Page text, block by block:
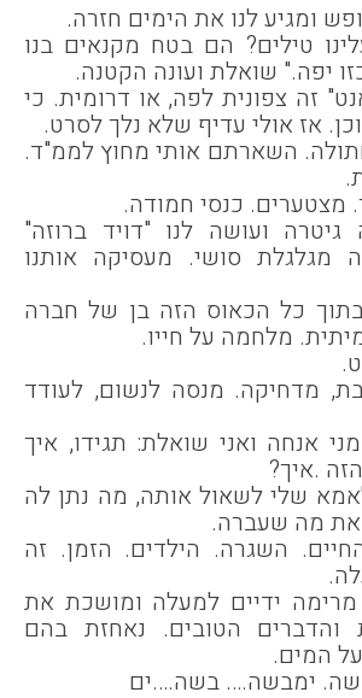
ומגיע לנו את הימים חזרה.
טילים? הם בטח מקנאים בנו
יפה." שואלת ועונה הקטנה.
זה צפונית לפה, או דרומית. כי
אז אולי עדיף שלא נלך לסרט.
השארתם אותי מחוץ לממ"ד.
מצטערים. כנסי חמודה.
גיטרה ועושה לנו "דויד ברוזה"
מגלגלת סושי. מעסיקה אותנו
כל הכאוס הזה בן של חברה
מלחמה על חייו.
מדחיקה. מנסה לנשום, לעודד
אנחה ואני שואלת: תגידו, איך
.איך?
שלי לשאול אותה, מה נתן לה
את מה שעברה.
השגרה. הילדים. הזמן. זה
מרימה ידיים למעלה ומושכת את
והדברים הטובים. נאחזת בהם
המים.
ימבשה…. בשה….ים